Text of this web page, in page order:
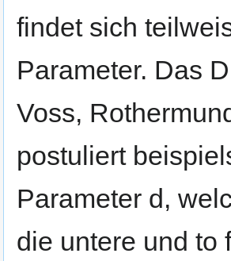
findet sich
Parameter. Das
Voss,
postuliert
Parameter d,
die untere und to